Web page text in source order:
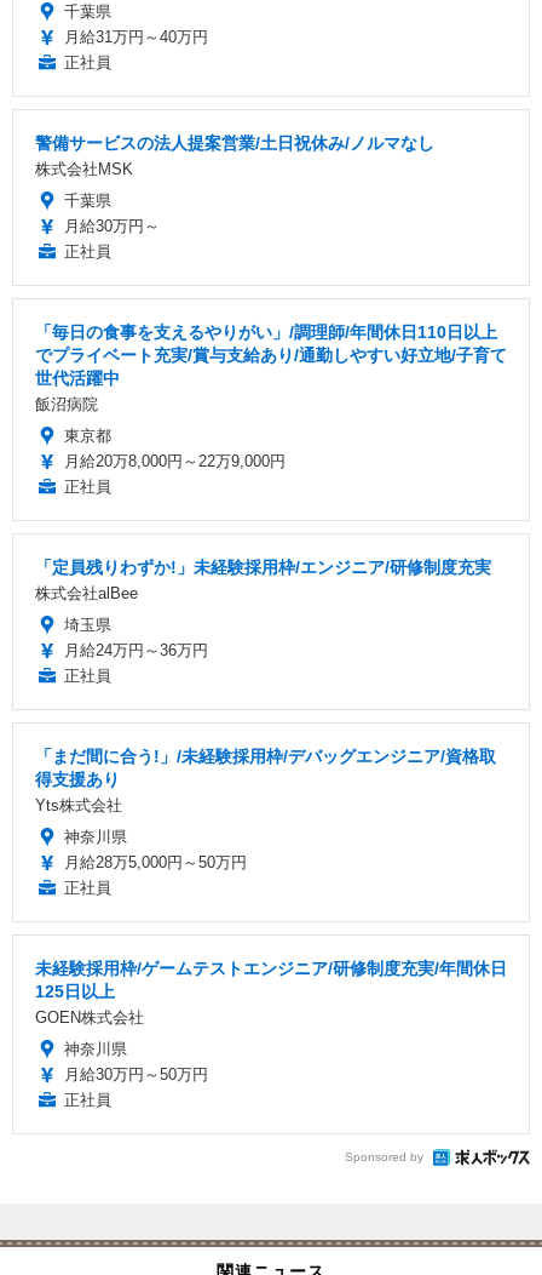
千葉県
月給31万円～40万円
正社員
警備サービスの法人提案営業/土日祝休み/ノルマなし
株式会社MSK
千葉県
月給30万円～
正社員
「毎日の食事を支えるやりがい」/調理師/年間休日110日以上
でプライベート充実/賞与支給あり/通勤しやすい好立地/子育て
世代活躍中
飯沼病院
東京都
月給20万8,000円～22万9,000円
正社員
「定員残りわずか!」未経験採用枠/エンジニア/研修制度充実
株式会社alBee
埼玉県
月給24万円～36万円
正社員
「まだ間に合う!」/未経験採用枠/デバッグエンジニア/資格取
得支援あり
Yts株式会社
神奈川県
月給28万5,000円～50万円
正社員
未経験採用枠/ゲームテストエンジニア/研修制度充実/年間休日
125日以上
GOEN株式会社
神奈川県
月給30万円～50万円
正社員
Sponsored by
関連ニュース